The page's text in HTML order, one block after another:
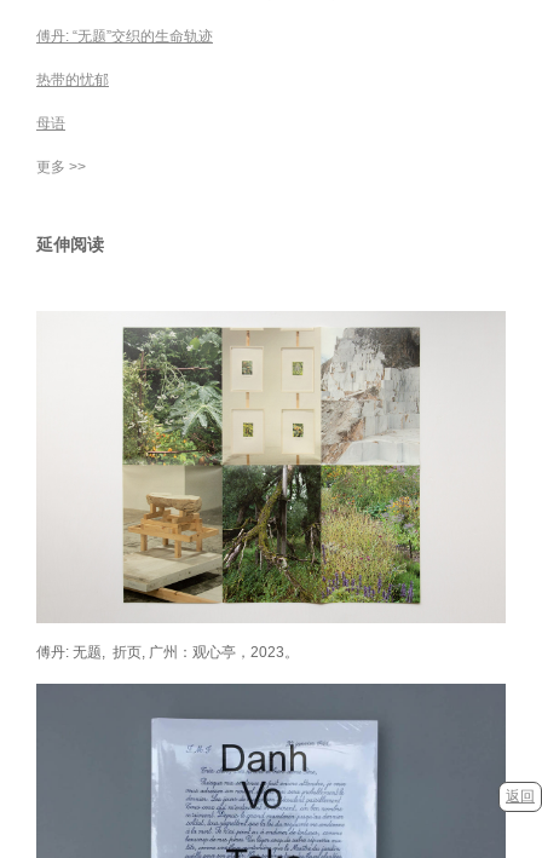
傅丹: “无题”交织的生命轨迹
热带的忧郁
母语
更多 >>
延伸阅读
傅丹: 无题, 折页, 广州：观心亭，2023。
返回